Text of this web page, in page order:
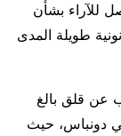
للآراء بشأن
طويلة المدى
عن قلق بالغ
دونباس، حيث